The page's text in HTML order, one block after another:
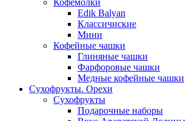
Кофемолки
Edik Balyan
Классичиские
Мини
Кофейные чашки
Глиняные чашки
Фарфоровые чашки
Медные кофейные чашки
Сухофрукты. Орехи
Сухофрукты
Подарочные наборы